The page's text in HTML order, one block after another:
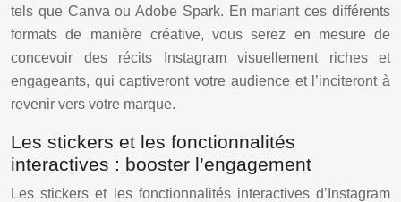
tels que Canva ou Adobe Spark. En mariant ces différents
formats de manière créative, vous serez en mesure de
concevoir des récits Instagram visuellement riches et
engageants, qui captiveront votre audience et l’inciteront à
revenir vers votre marque.
Les stickers et les fonctionnalités
interactives : booster l’engagement
Les stickers et les fonctionnalités interactives d’Instagram